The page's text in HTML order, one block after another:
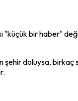
"küçük bir haber"
şehir doluysa, birkaç